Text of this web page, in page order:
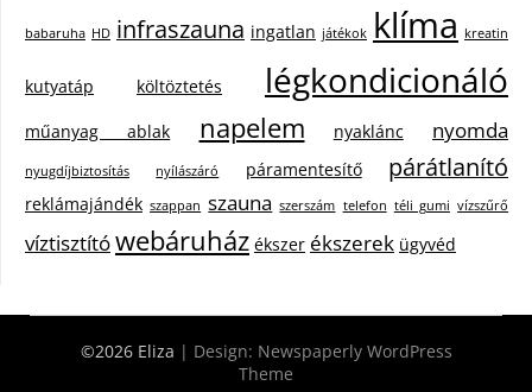
babaruha HD infraszauna ingatlan játékok klíma kreatin
kutyatáp költöztetés légkondicionáló
műanyag ablak napelem nyaklánc nyomda
nyugdíjbiztosítás nyílászáró páramentesítő párátlanító
reklámajándék szappan szauna szerszám telefon téli gumi vízszűrő
víztisztítówebáruház ékszer ékszerek ügyvéd
©2026 Eliza | Design: Newspaperly WordPress
Theme